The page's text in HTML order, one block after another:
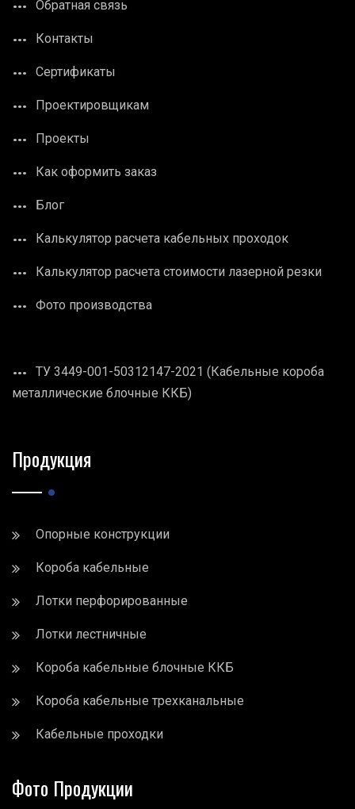
Обратная связь
Контакты
Сертификаты
Проектировщикам
Проекты
Как оформить заказ
Блог
Калькулятор расчета кабельных проходок
Калькулятор расчета стоимости лазерной резки
Фото производства
ТУ 3449-001-50312147-2021 (Кабельные короба
металлические блочные ККБ)
Продукция
Опорные конструкции
Короба кабельные
Лотки перфорированные
Лотки лестничные
Короба кабельные блочные ККБ
Короба кабельные трехканальные
Кабельные проходки
Фото Продукции